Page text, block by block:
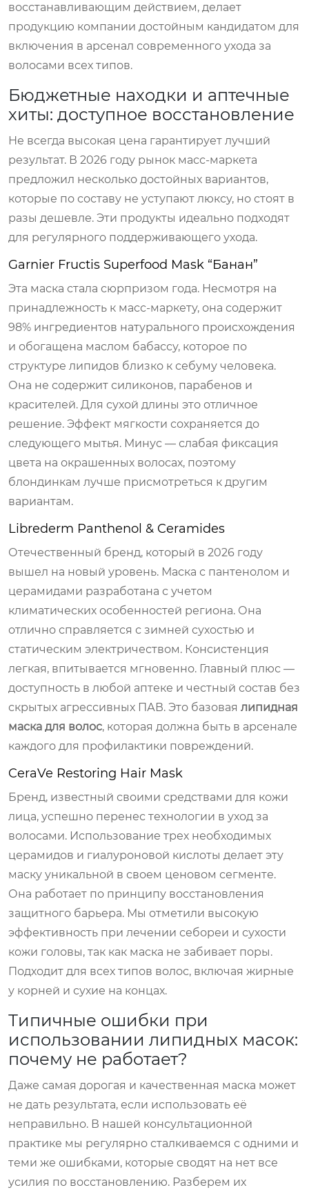
восстанавливающим действием, делает
продукцию компании достойным кандидатом для
включения в арсенал современного ухода за
волосами всех типов.
Бюджетные находки и аптечные
хиты: доступное восстановление
Не всегда высокая цена гарантирует лучший
результат. В 2026 году рынок масс-маркета
предложил несколько достойных вариантов,
которые по составу не уступают люксу, но стоят в
разы дешевле. Эти продукты идеально подходят
для регулярного поддерживающего ухода.
Garnier Fructis Superfood Mask “Банан”
Эта маска стала сюрпризом года. Несмотря на
принадлежность к масс-маркету, она содержит
98% ингредиентов натурального происхождения
и обогащена маслом бабассу, которое по
структуре липидов близко к себуму человека.
Она не содержит силиконов, парабенов и
красителей. Для сухой длины это отличное
решение. Эффект мягкости сохраняется до
следующего мытья. Минус — слабая фиксация
цвета на окрашенных волосах, поэтому
блондинкам лучше присмотреться к другим
вариантам.
Librederm Panthenol & Ceramides
Отечественный бренд, который в 2026 году
вышел на новый уровень. Маска с пантенолом и
церамидами разработана с учетом
климатических особенностей региона. Она
отлично справляется с зимней сухостью и
статическим электричеством. Консистенция
легкая, впитывается мгновенно. Главный плюс —
доступность в любой аптеке и честный состав без
скрытых агрессивных ПАВ. Это базовая липидная
маска для волос, которая должна быть в арсенале
каждого для профилактики повреждений.
CeraVe Restoring Hair Mask
Бренд, известный своими средствами для кожи
лица, успешно перенес технологии в уход за
волосами. Использование трех необходимых
церамидов и гиалуроновой кислоты делает эту
маску уникальной в своем ценовом сегменте.
Она работает по принципу восстановления
защитного барьера. Мы отметили высокую
эффективность при лечении себореи и сухости
кожи головы, так как маска не забивает поры.
Подходит для всех типов волос, включая жирные
у корней и сухие на концах.
Типичные ошибки при
использовании липидных масок:
почему не работает?
Даже самая дорогая и качественная маска может
не дать результата, если использовать её
неправильно. В нашей консультационной
практике мы регулярно сталкиваемся с одними и
теми же ошибками, которые сводят на нет все
усилия по восстановлению. Разберем их